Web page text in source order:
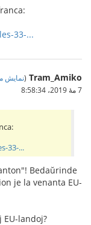
33-...
Tram_Amiko
(
7 مهٔ 2019،‏ 8:58:34
33-...
Bedaŭrinde
je la venanta EU-
landoj?